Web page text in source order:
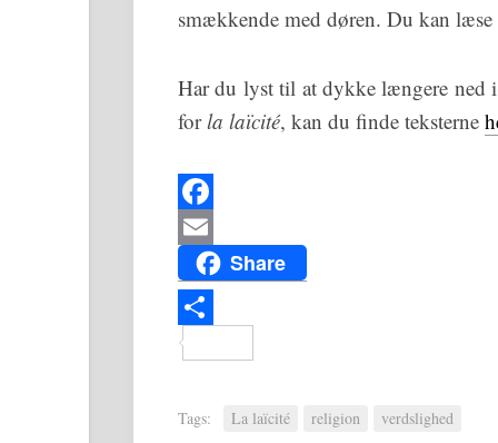
smækkende med døren. Du kan
Har du lyst til at dykke længere ned
forla laïcité, kan du finde teksterne
Facebook
Email Share
Tags: La laïcité religion verdslighed